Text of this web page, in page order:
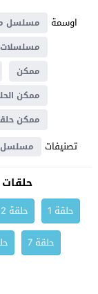
اوسمة
مسلسل
مسلسلات
ممكن
ممكن الحلقة
ممكن
تصنيفات
حلقة 1 حلقة 2
حلقة 7